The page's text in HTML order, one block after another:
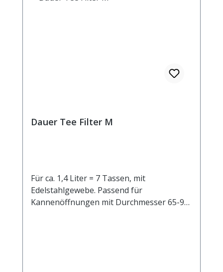
Dauer Tee Filter M
Für ca. 1,4 Liter = 7 Tassen, mit
Edelstahlgewebe. Passend für
Kannenöffnungen mit Durchmesser 65-95